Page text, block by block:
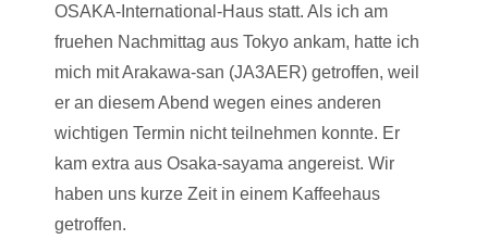
OSAKA-International-Haus statt. Als ich am
fruehen Nachmittag aus Tokyo ankam, hatte ich
mich mit Arakawa-san (JA3AER) getroffen, weil
er an diesem Abend wegen eines anderen
wichtigen Termin nicht teilnehmen konnte. Er
kam extra aus Osaka-sayama angereist. Wir
haben uns kurze Zeit in einem Kaffeehaus
getroffen.